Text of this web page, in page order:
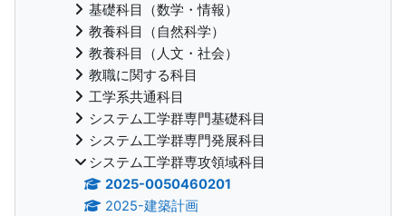
基礎科目（数学・情報）
教養科目（自然科学）
教養科目（人文・社会）
教職に関する科目
工学系共通科目
システム工学群専門基礎科目
システム工学群専門発展科目
システム工学群専攻領域科目
2025-0050460201
2025-建築計画